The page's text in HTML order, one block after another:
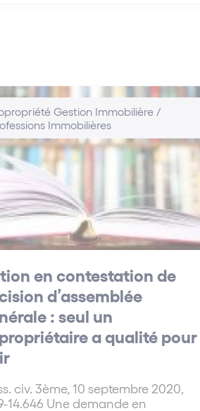
Gestion Immobilière /
Immobilières
en contestation de
d’assemblée
: seul un
a qualité pour
civ. 3ème, 10 septembre 2020,
14.646 Une demande en